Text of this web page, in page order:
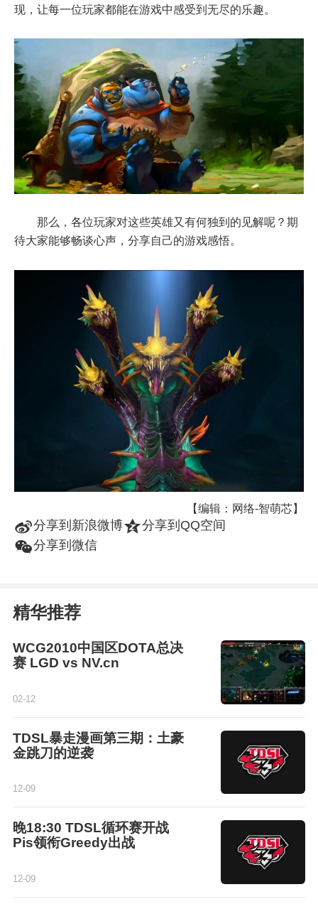
现，让每一位玩家都能在游戏中感受到无尽的乐趣。
那么，各位玩家对这些英雄又有何独到的见解呢？期
待大家能够畅谈心声，分享自己的游戏感悟。
【编辑：网络-智萌芯】
t分享到新浪微博z分享到QQ空间
w分享到微信
精华推荐
WCG2010中国区DOTA总决
赛 LGD vs NV.cn
02-12
TDSL暴走漫画第三期：土豪
金跳刀的逆袭
12-09
晚18:30 TDSL循环赛开战
Pis领衔Greedy出战
12-09